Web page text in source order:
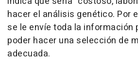
hacer el análisis genético. Por
se le envíe toda la información
poder hacer una selección de
adecuada.